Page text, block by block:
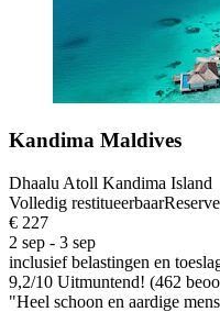
Kandima Maldives
Dhaalu Atoll Kandima Island
Volledig restitueerbaar
€ 227
2 sep - 3 sep
inclusief belastingen en
9,2/10 Uitmuntend! (462
"Heel schoon en aardige